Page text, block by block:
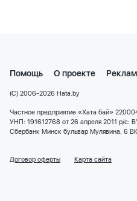
Помощь О проекте
(C) 2006-2026 Hata.by
Частное предприятие «Хата бай»
УНП: 191612768 от 26 апреля 2011 р/
Сбербанк Минск бульвар Мулявина, 6
Договор оферты Карта сайта